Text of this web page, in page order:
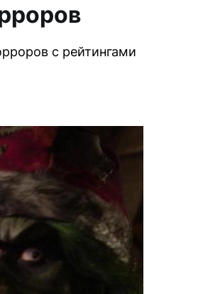
с рейтингами